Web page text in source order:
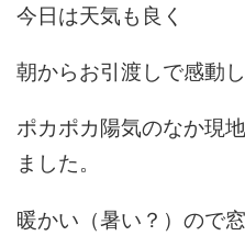
今日は天気も良く
朝からお引渡しで感動
ポカポカ陽気のなか現
ました。
暖かい（暑い？）ので